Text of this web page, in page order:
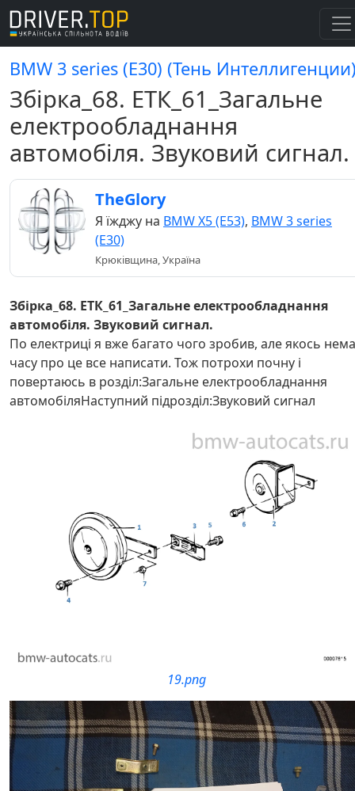
BMW 3 series (E30) (Тень
Збірка_68. ЕТК_61_Загальне
електрообладнання
автомобіля. Звуковий сигнал.
TheGlory
Я їжджу на BMW X5 (E53), BMW 3 series
(E30)
Крюківщина, Україна
Збірка_68. ЕТК_61_Загальне електрообладнання
автомобіля. Звуковий сигнал.
По електриці я вже багато чого зробив, але якось нема
часу про це все написати. Тож потрохи почну і
повертаюсь в розділ:Загальне електрообладнання
автомобіляНаступний підрозділ:Звуковий сигнал
19.png